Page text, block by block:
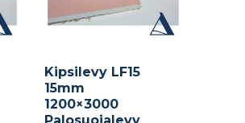
Kipsilevy LF15
15mm
1200×3000